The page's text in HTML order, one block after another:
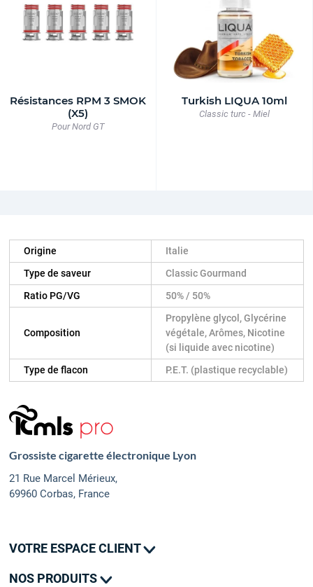
Résistances RPM 3 SMOK
(X5)
Pour Nord GT
Turkish LIQUA 10ml
Classic turc - Miel
Origine
Italie
Type de saveur
Classic Gourmand
Ratio PG/VG
50% / 50%
Composition
Propylène glycol, Glycérine
végétale, Arômes, Nicotine
(si liquide avec nicotine)
Type de flacon
P.E.T. (plastique recyclable)
Grossiste cigarette électronique Lyon
21 Rue Marcel Mérieux,
69960 Corbas, France
VOTRE ESPACE CLIENT
Mes adresses
NOS PRODUITS